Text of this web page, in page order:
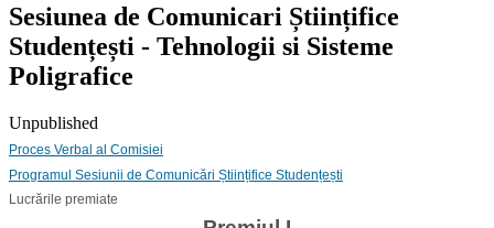
Sesiunea de Comunicari Științifice
Studențești - Tehnologii si Sisteme
Poligrafice
Unpublished
Proces Verbal al Comisiei
Programul Sesiunii de Comunicări Științifice Studențești
Lucrările premiate